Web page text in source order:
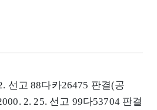
선고 88다카26475 판결(공
2. 25. 선고 99다53704 판결